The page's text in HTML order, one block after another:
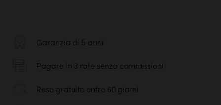
Garanzia di 5 anni
Pagare in 3 rate senza commissioni
Reso gratuito entro 60 giorni